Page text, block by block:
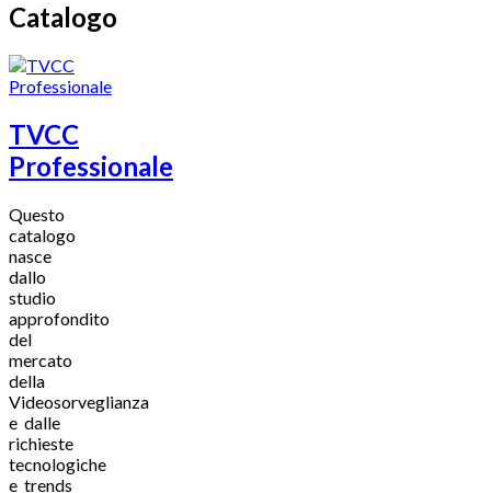
Catalogo
TVCC
Professionale
Questo
catalogo
nasce
dallo
studio
approfondito
del
mercato
della
Videosorveglianza
e dalle
richieste
tecnologiche
e trends